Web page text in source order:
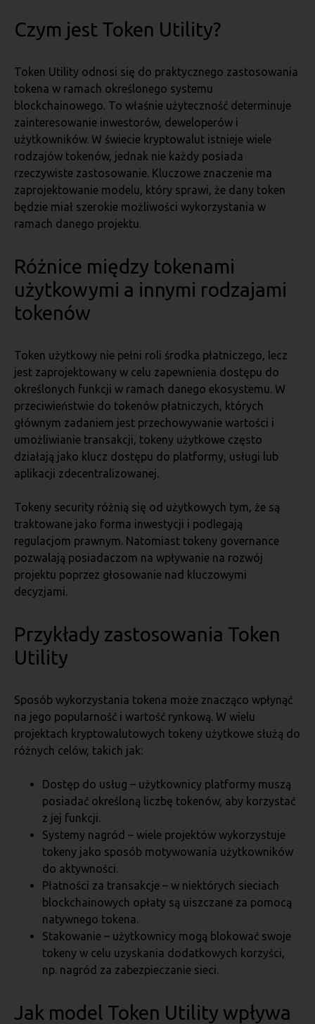
Czym jest Token Utility?
Token Utility odnosi się do praktycznego zastosowania
tokena w ramach określonego systemu
blockchainowego. To właśnie użyteczność determinuje
zainteresowanie inwestorów, deweloperów i
użytkowników. W świecie kryptowalut istnieje wiele
rodzajów tokenów, jednak nie każdy posiada
rzeczywiste zastosowanie. Kluczowe znaczenie ma
zaprojektowanie modelu, który sprawi, że dany token
będzie miał szerokie możliwości wykorzystania w
ramach danego projektu.
Różnice między tokenami
użytkowymi a innymi rodzajami
tokenów
Token użytkowy nie pełni roli środka płatniczego, lecz
jest zaprojektowany w celu zapewnienia dostępu do
określonych funkcji w ramach danego ekosystemu. W
przeciwieństwie do tokenów płatniczych, których
głównym zadaniem jest przechowywanie wartości i
umożliwianie transakcji, tokeny użytkowe często
działają jako klucz dostępu do platformy, usługi lub
aplikacji zdecentralizowanej.
Tokeny security różnią się od użytkowych tym, że są
traktowane jako forma inwestycji i podlegają
regulacjom prawnym. Natomiast tokeny governance
pozwalają posiadaczom na wpływanie na rozwój
projektu poprzez głosowanie nad kluczowymi
decyzjami.
Przykłady zastosowania Token
Utility
Sposób wykorzystania tokena może znacząco wpłynąć
na jego popularność i wartość rynkową. W wielu
projektach kryptowalutowych tokeny użytkowe służą do
różnych celów, takich jak:
Dostęp do usług – użytkownicy platformy muszą
posiadać określoną liczbę tokenów, aby korzystać
z jej funkcji.
Systemy nagród – wiele projektów wykorzystuje
tokeny jako sposób motywowania użytkowników
do aktywności.
Płatności za transakcje – w niektórych sieciach
blockchainowych opłaty są uiszczane za pomocą
natywnego tokena.
Stakowanie – użytkownicy mogą blokować swoje
tokeny w celu uzyskania dodatkowych korzyści,
np. nagród za zabezpieczanie sieci.
Jak model Token Utility wpływa